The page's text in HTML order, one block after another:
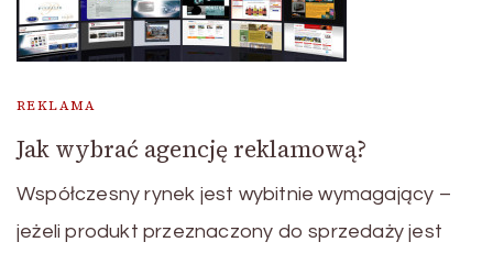
REKLAMA
Jak wybrać agencję reklamową?
Współczesny rynek jest wybitnie wymagający –
jeżeli produkt przeznaczony do sprzedaży jest